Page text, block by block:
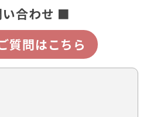
合わせ ■
質問はこちら